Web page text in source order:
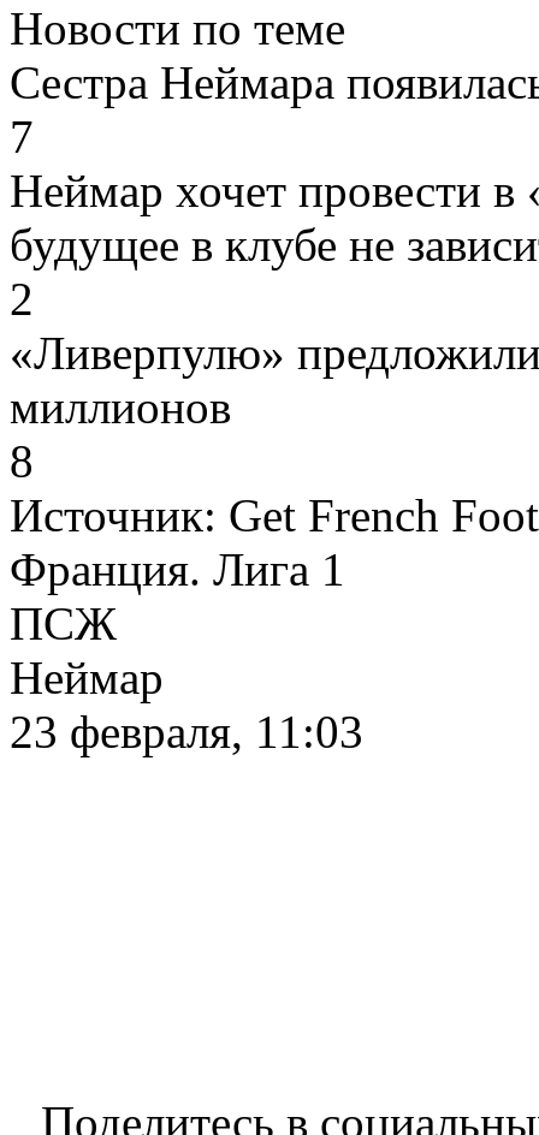
Новости по теме
Сестра Неймара
7
Неймар хочет провести
будущее в клубе не
2
«Ливерпулю»
миллионов
8
Источник: Get French
Франция. Лига 1
ПСЖ
Неймар
23 февраля, 11:03
Поделитесь в